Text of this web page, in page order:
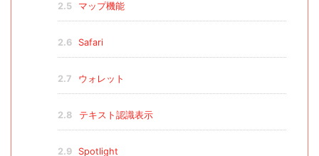
2.5 マップ機能
2.6 Safari
2.7 ウォレット
2.8 テキスト認識表示
2.9 Spotlight